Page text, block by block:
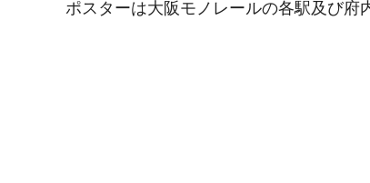
ポスターは大阪モノレールの各駅及び